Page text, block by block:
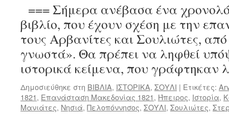
=== Σήμερα ανέβασα ένα
βιβλίο, που έχουν σχέση με την
τους Αρβανίτες και Σουλιώτες,
γνωστά». Θα πρέπει να ληφθεί
ιστορικά κείμενα, που γράφτηκαν
Δημοσιεύθηκε στη ΒΙΒΛΙΑ, ΙΣΤΟΡΙΚΑ, ΣΟΥΛΙ | Ετικέτες:
1821, Επανάσταση Μακεδονίας 1821, Ήπειρος, Ιστορία,
Μανιάτες, Νησιά, Πελοπόννησος, ΣΟΥΛΙ, Σουλιώτες,